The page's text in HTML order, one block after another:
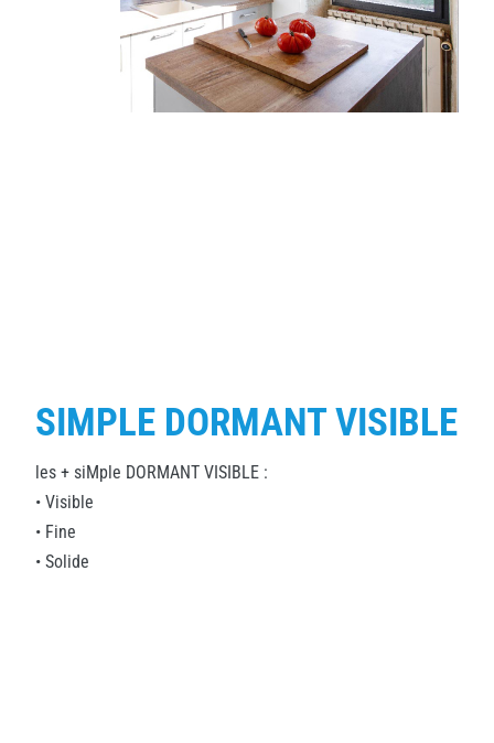
SIMPLE DORMANT VISIBLE
les + siMple DORMANT VISIBLE :
• Visible
• Fine
• Solide